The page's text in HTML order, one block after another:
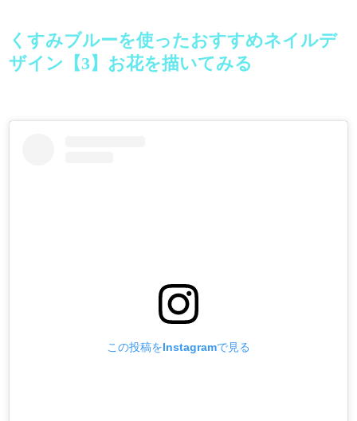
くすみブルーを使ったおすすめネイルデ
ザイン【3】お花を描いてみる
この投稿をInstagramで見る